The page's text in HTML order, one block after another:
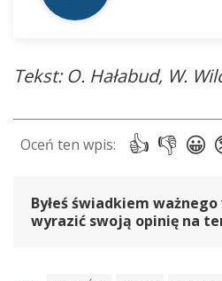
Tekst: O. Hałabud, W.
Byłeś świadkiem
wyrazić swoją opinię na